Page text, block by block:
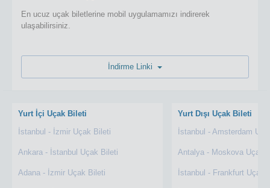
En ucuz uçak biletlerine mobil uygulamamızı indirerek
ulaşabilirsiniz.
Yurt İçi Uçak Bileti
İstanbul - İzmir Uçak Bileti
Ankara - İstanbul Uçak Bileti
Adana - İzmir Uçak Bileti
Yurt Dışı Uçak Bileti
İstanbul - Amsterdam
Antalya - Moskova Uçak
İstanbul - Frankfurt Uçak